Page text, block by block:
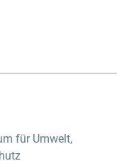
für Umwelt,